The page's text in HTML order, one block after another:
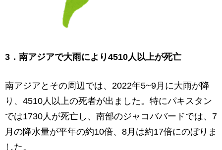
3．南アジアで大雨により4510人以上が死亡
南アジアとその周辺では、2022年5~9月に大雨が降
り、4510人以上の死者が出ました。特にパキスタン
では1730人が死亡し、南部のジャコババードでは、7
月の降水量が平年の約10倍、8月は約17倍にのぼりま
した。